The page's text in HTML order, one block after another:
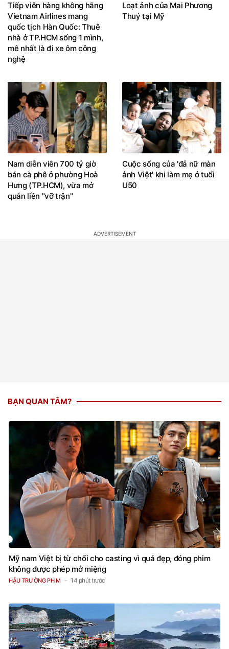
Tiếp viên hàng không hãng
Vietnam Airlines mang
quốc tịch Hàn Quốc: Thuê
nhà ở TP.HCM sống 1 mình,
mê nhất là đi xe ôm công
nghệ
Loạt ảnh của Mai Phương
Thuý tại Mỹ
Nam diễn viên 700 tỷ giờ
bán cà phê ở phường Hoà
Hưng (TP.HCM), vừa mở
quán liền "vỡ trận"
Cuộc sống của 'đả nữ màn
ảnh Việt' khi làm mẹ ở tuổi
U50
BẠN QUAN TÂM?
Mỹ nam Việt bị từ chối cho casting vì quá đẹp, đóng phim
không được phép mở miệng
HẬU TRƯỜNG PHIM 14 phút trước